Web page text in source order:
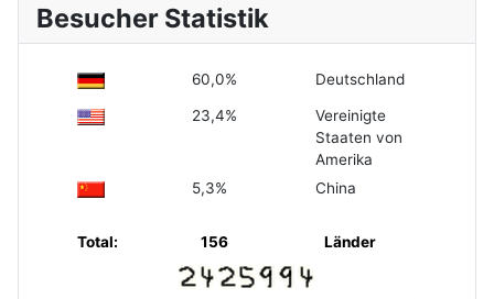
Besucher Statistik
60,0% Deutschland
23,4%
Vereinigte
Staaten von
Amerika
5,3%
China
Total: 156 Länder